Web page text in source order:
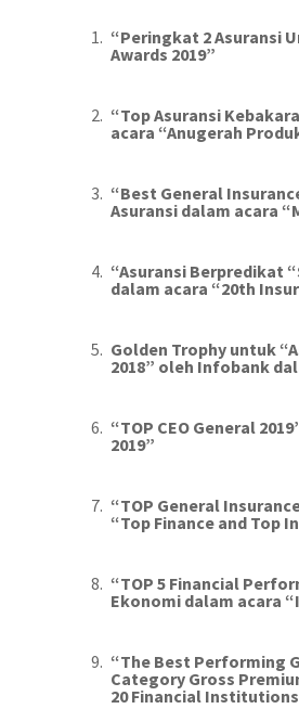
“Peringkat 2 Asuransi
Awards 2019”
“Top Asuransi
acara “Anugerah
“Best General
Asuransi dalam acara
“Asuransi Berpredikat
dalam acara “20th
Golden Trophy untuk
2018” oleh Infobank
“TOP CEO General 2019
2019”
“TOP General
“Top Finance and Top
“TOP 5 Financial
Ekonomi dalam acara
“The Best Performing
Category Gross
20 Financial Institutions